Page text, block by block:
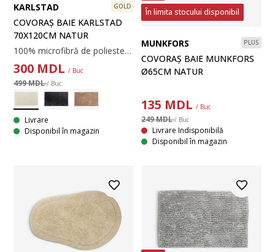
KARLSTAD GOLD
COVORAȘ BAIE KARLSTAD
70X120CM NATUR
100% microfibră de poliester. 70x120 cm
300 MDL / Buc
499 MDL/ Buc
Livrare
Disponibil în magazin
În limita stocului disponibil
MUNKFORS PLUS
COVORAȘ BAIE MUNKFORS
Ø65CM NATUR
135 MDL / Buc
249 MDL/ Buc
Livrare Indisponibilă
Disponibil în magazin